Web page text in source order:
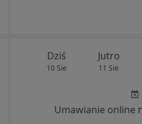
Dziś
10 Sie
Jutro
11 Sie
Umawianie online